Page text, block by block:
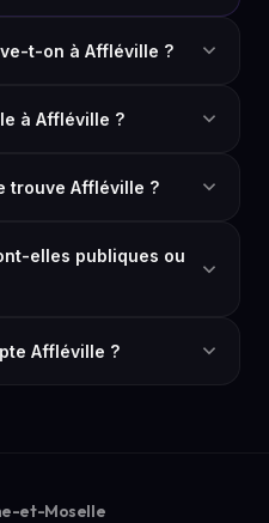
t-on à Affléville ?
à Affléville ?
trouve Affléville ?
elles publiques ou
Affléville ?
et-Moselle